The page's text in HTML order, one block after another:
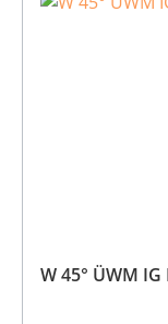
W 45° ÜWM